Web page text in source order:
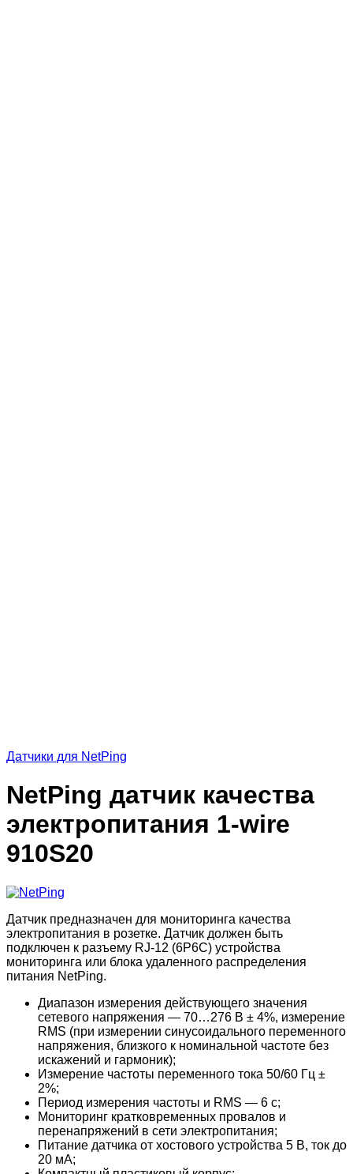
Датчики для NetPing
NetPing датчик качества
электропитания 1-wire
910S20
Датчик предназначен для мониторинга качества
электропитания в розетке. Датчик должен быть
подключен к разъему RJ-12 (6P6C) устройства
мониторинга или блока удаленного распределения
питания NetPing.
Диапазон измерения действующего значения
сетевого напряжения — 70…276 В ± 4%, измерение
RMS (при измерении синусоидального переменного
напряжения, близкого к номинальной частоте без
искажений и гармоник);
Измерение частоты переменного тока 50/60 Гц ±
2%;
Период измерения частоты и RMS — 6 с;
Мониторинг кратковременных провалов и
перенапряжений в сети электропитания;
Питание датчика от хостового устройства 5 В, ток до
20 мА;